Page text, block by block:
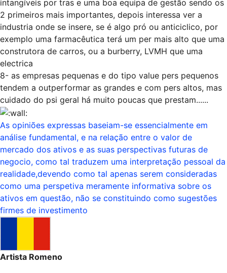
intangíveis por tras e uma boa equipa de gestão sendo os
2 primeiros mais importantes, depois interessa ver a
industria onde se insere, se é algo pró ou anticiclico, por
exemplo uma farmacêutica terá um per mais alto que uma
construtora de carros, ou a burberry, LVMH que uma
electrica
8- as empresas pequenas e do tipo value pers pequenos
tendem a outperformar as grandes e com pers altos, mas
cuidado do psi geral há muito poucas que prestam......
As opiniões expressas baseiam-se essencialmente em
análise fundamental, e na relação entre o valor de
mercado dos ativos e as suas perspectivas futuras de
negocio, como tal traduzem uma interpretação pessoal da
realidade,devendo como tal apenas serem consideradas
como uma perspetiva meramente informativa sobre os
ativos em questão, não se constituindo como sugestões
firmes de investimento
Artista Romeno